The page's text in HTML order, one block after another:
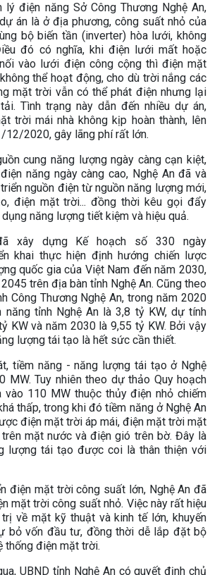
lý điện năng Sở Công Thương Nghệ An,
án là ở địa phương, công suất nhỏ của
bộ biến tần (inverter) hòa lưới, không
đó có nghĩa, khi điện lưới mất hoặc
vào lưới điện công cộng thì điện mặt
thể hoạt động, cho dù trời nắng các
mặt trời vẫn có thể phát điện nhưng lại
Tình trạng này dẫn đến nhiều dự án,
trời mái nhà không kịp hoàn thành, lên
2020, gây lãng phí rất lớn.
cung năng lượng ngày càng cạn kiệt,
năng ngày càng cao, Nghệ An đã và
nguồn điện từ nguồn năng lượng mới,
điện mặt trời... đồng thời kêu gọi đẩy
năng lượng tiết kiệm và hiệu quả.
xây dựng Kế hoạch số 330 ngày
khai thực hiện định hướng chiến lược
quốc gia của Việt Nam đến năm 2030,
trên địa bàn tỉnh Nghệ An. Cũng theo
Công Thương Nghệ An, trong năm 2020
tỉnh Nghệ An là 3,8 tỷ KW, dự tính
KW và năm 2030 là 9,55 tỷ KW. Bởi vậy
lượng tái tạo là hết sức cần thiết.
tiềm năng - năng lượng tái tạo ở Nghệ
MW. Tuy nhiên theo dự thảo Quy hoạch
110 MW thuộc thủy điện nhỏ chiếm
thấp, trong khi đó tiềm năng ở Nghệ An
điện mặt trời áp mái, điện mặt trời mặt
mặt nước và điện gió trên bờ. Đây là
lượng tái tạo được coi là thân thiện với
điện mặt trời công suất lớn, Nghệ An đã
mặt trời công suất nhỏ. Việc này rất hiệu
về mặt kỹ thuật và kinh tế lớn, khuyến
bỏ vốn đầu tư, đồng thời dễ lắp đặt bộ
thống điện mặt trời.
UBND tỉnh Nghệ An có quyết định chủ